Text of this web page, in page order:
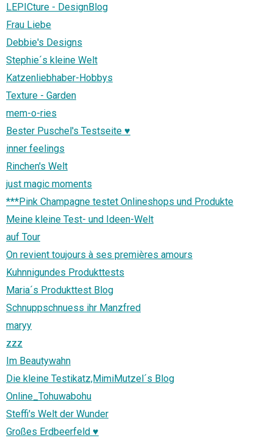
LEPICture - DesignBlog
Frau Liebe
Debbie's Designs
Stephie´s kleine Welt
Katzenliebhaber-Hobbys
Texture - Garden
mem-o-ries
Bester Puschel's Testseite ♥
inner feelings
Rinchen's Welt
just magic moments
***Pink Champagne testet Onlineshops und Produkte
Meine kleine Test- und Ideen-Welt
auf Tour
On revient toujours à ses premières amours
Kuhnnigundes Produkttests
Maria´s Produkttest Blog
Schnuppschnuess ihr Manzfred
maryy
zzz
Im Beautywahn
Die kleine Testikatz,MimiMutzel´s Blog
Online_Tohuwabohu
Steffi's Welt der Wunder
Großes Erdbeerfeld ♥